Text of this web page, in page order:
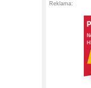
Reklama: